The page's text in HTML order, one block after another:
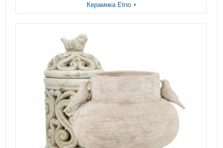
Керамика Etno